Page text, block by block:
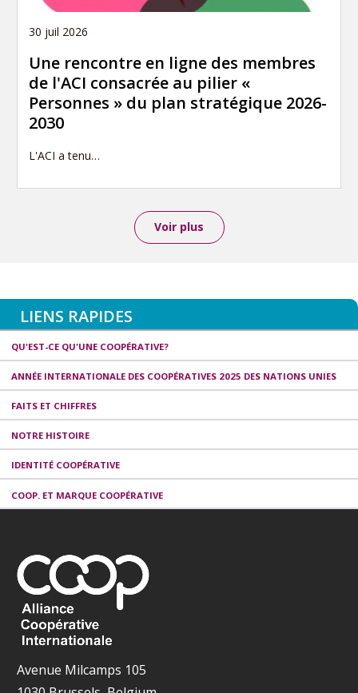
30 juil 2026
Une rencontre en ligne des membres
de l'ACI consacrée au pilier «
Personnes » du plan stratégique 2026-
2030
L'ACI a tenu…
Voir plus
LIENS RAPIDES
QU'EST-CE QU'UNE COOPÉRATIVE?
ANNÉE INTERNATIONALE DES COOPÉRATIVES 2025 DES NATIONS UNIES
FAITS ET CHIFFRES
NOTRE HISTOIRE
IDENTITÉ COOPÉRATIVE
COOP. ET MARQUE COOPÉRATIVE
Avenue Milcamps 105